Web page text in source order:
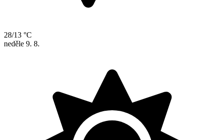
28/13 °C
neděle 9. 8.